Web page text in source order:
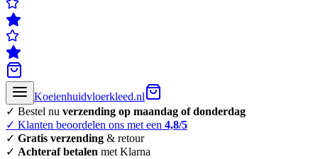
Koeienhuidvloerkleed.nl
✓ Bestel nu verzending op maandag of donderdag
✓ Klanten beoordelen ons met een 4,8/5
✓ Gratis verzending & retour
✓ Achteraf betalen met Klarna